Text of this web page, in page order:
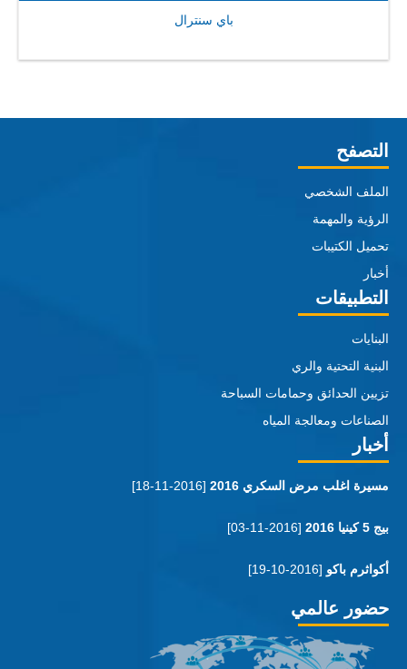
باي سنترال
التصفح
الملف الشخصي
الرؤية والمهمة
تحميل الكتيبات
أخبار
التطبيقات
البنايات
البنية التحتية والري
تزيين الحدائق وحمامات السباحة
الصناعات ومعالجة المياه
أخبار
مسيرة اغلب مرض السكري 2016 [2016-11-18]
بيج 5 كينيا 2016 [2016-11-03]
أكواثرم باكو [2016-10-19]
حضور عالمي